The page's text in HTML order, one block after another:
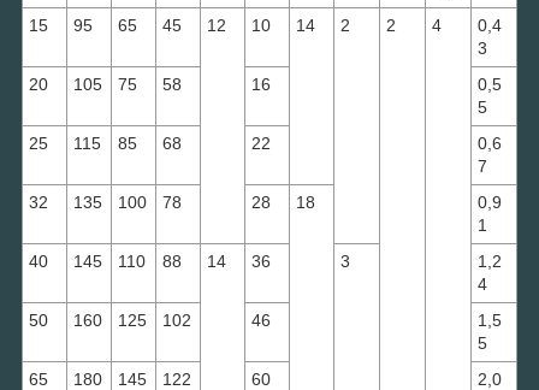
15 95 65 45 12 10 14 2 2 4
0,4
3
20
105 75 58 16
0,5
5
25
115 85 68 22
0,6
7
32
135 100 78 28 18
0,9
1
40
145 110 88 14 36 3
1,2
4
50
160 125 102 46
1,5
5
65
180 145 122 60
2,0